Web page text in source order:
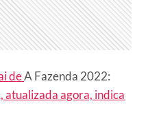
deA Fazenda 2022:
atualizada agora, indica